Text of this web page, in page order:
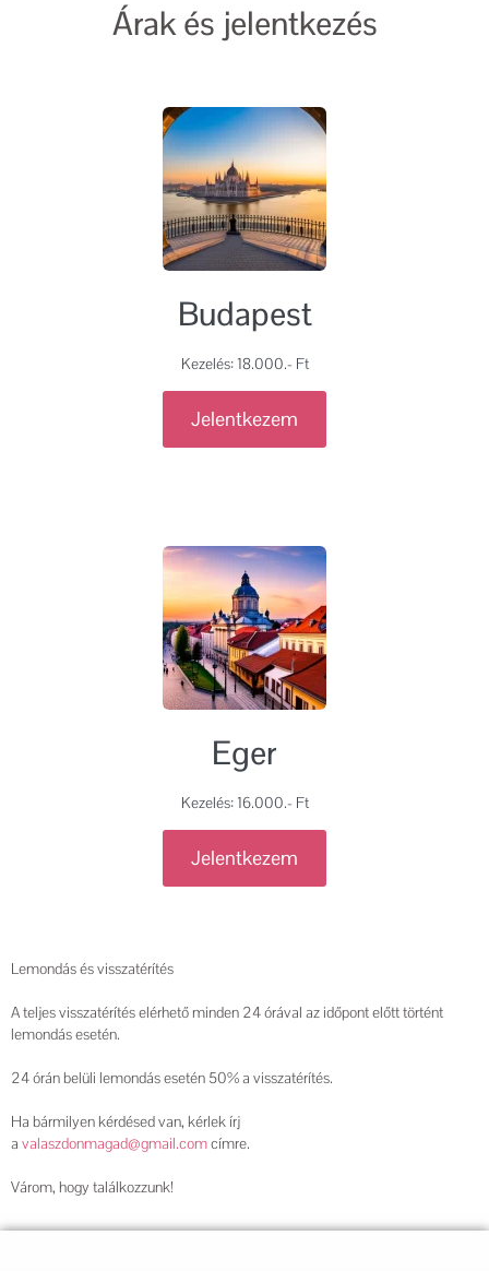
Árak és jelentkezés
Budapest
Kezelés: 18.000.- Ft
Jelentkezem
Eger
Kezelés: 16.000.- Ft
Jelentkezem
Lemondás és visszatérítés
A teljes visszatérítés elérhető minden 24 órával az időpont előtt történt
lemondás esetén.
24 órán belüli lemondás esetén 50% a visszatérítés.
Ha bármilyen kérdésed van, kérlek írj
a valaszdonmagad@gmail.comcímre.
Várom, hogy találkozzunk!